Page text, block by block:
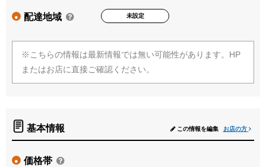
● 配達地域 未設定
※こちらの情報は最新情報では無い可能性があります。HP
またはお店に直接ご確認ください。
基本情報 この情報を編集 お店の方
● 価格帯